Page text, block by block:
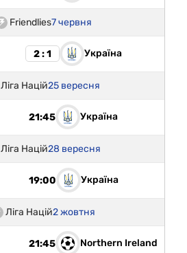
Friendlies7 червня
2 : 1 Україна
Ліга Націй25 вересня
21:45 Україна
Ліга Націй28 вересня
19:00 Україна
Ліга Націй2 жовтня
21:45 Northern Ireland